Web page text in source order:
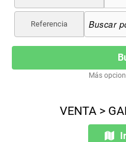
Referencia
Más
VENTA >